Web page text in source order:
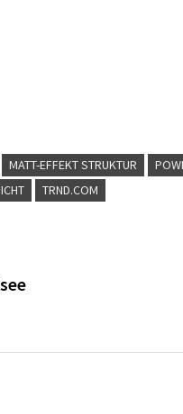
MATT-EFFEKT STRUKTUR
TRND.COM